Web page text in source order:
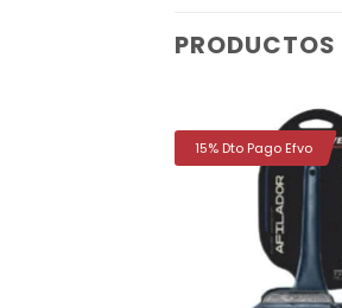
15% Dto Pago Efvo